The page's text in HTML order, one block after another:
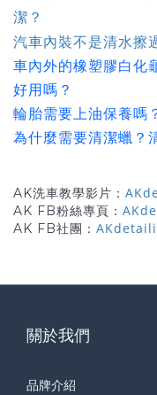
潔？
汽車內裝不是清水擦
車內外的橡塑膠白化
好用嗎？
輪胎需要上油保養嗎
為什麼需要清潔蠟？
AK洗車教學影片：
AK FB粉絲專頁：
AK FB社團：
關於我們
品牌介紹